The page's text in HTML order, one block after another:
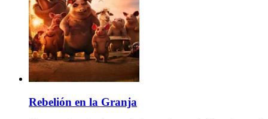
Rebelión en la Granja